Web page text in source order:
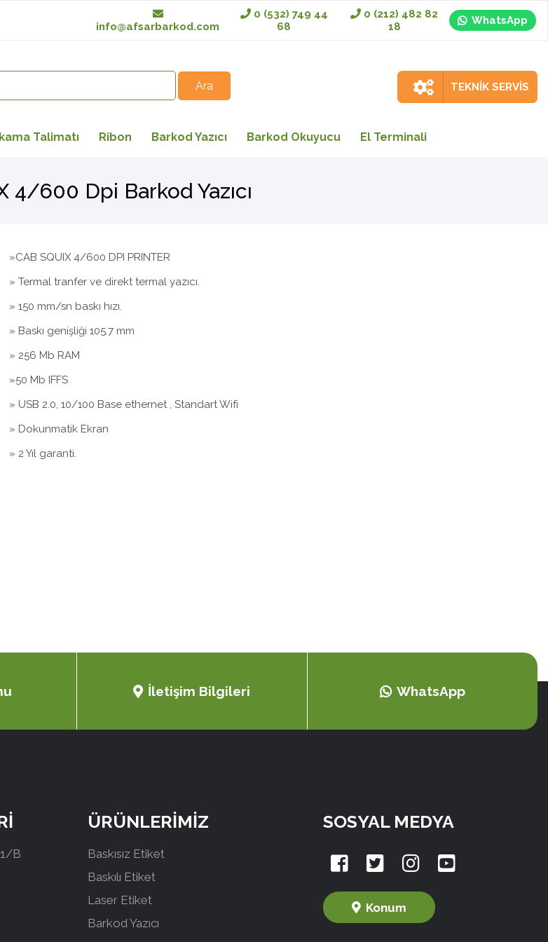
info@afsarbarkod.com
0 (532) 749 44
68
0 (212) 482 82
18
WhatsApp
TEKNİK SERVİS
Talimatı Ribon Barkod Yazıcı Barkod Okuyucu El Terminali
4/600 Dpi Barkod Yazıcı
»CAB SQUIX 4/600 DPI PRINTER
» Termal tranfer ve direkt termal yazıcı.
» 150 mm/sn baskı hızı.
» Baskı genişliği 105.7 mm
» 256 Mb RAM
»50 Mb IFFS
» USB 2.0, 10/100 Base ethernet , Standart Wifi
» Dokunmatik Ekran
» 2 Yıl garanti.
İletişim Bilgileri WhatsApp
B
ÜRÜNLERİMİZ
Baskısız Etiket
Baskılı Etiket
Laser Etiket
Barkod Yazıcı
SOSYAL MEDYA
Konum